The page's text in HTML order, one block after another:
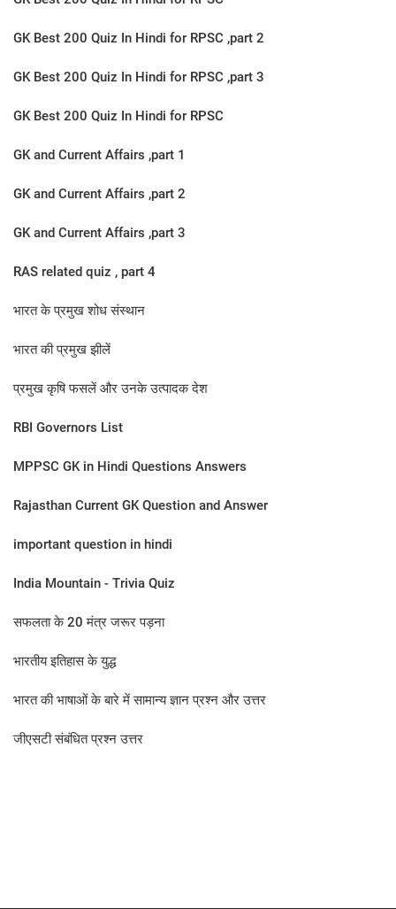
GK Best 200 Quiz In Hindi for RPSC ,part 2
GK Best 200 Quiz In Hindi for RPSC ,part 3
GK Best 200 Quiz In Hindi for RPSC
GK and Current Affairs ,part 1
GK and Current Affairs ,part 2
GK and Current Affairs ,part 3
RAS related quiz , part 4
भारत के प्रमुख शोध संस्थान
भारत की प्रमुख झीलें
प्रमुख कृषि फसलें और उनके उत्पादक देश
RBI Governors List
MPPSC GK in Hindi Questions Answers
Rajasthan Current GK Question and Answer
important question in hindi
India Mountain - Trivia Quiz
सफलता के 20 मंत्र जरूर पड़ना
भारतीय इतिहास के युद्ध
भारत की भाषाओं के बारे में सामान्य ज्ञान प्रश्न और उत्तर
जीएसटी संबंधित प्रश्न उत्तर